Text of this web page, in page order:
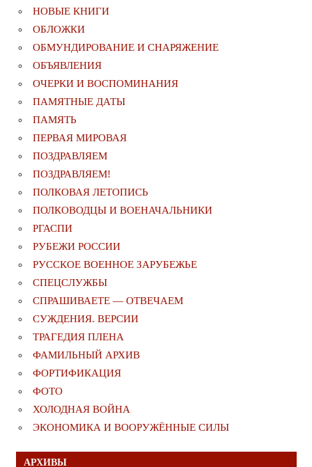
НОВЫЕ КНИГИ
ОБЛОЖКИ
ОБМУНДИРОВАНИЕ И СНАРЯЖЕНИЕ
ОБЪЯВЛЕНИЯ
ОЧЕРКИ И ВОСПОМИНАНИЯ
ПАМЯТНЫЕ ДАТЫ
ПАМЯТЬ
ПЕРВАЯ МИРОВАЯ
ПОЗДРАВЛЯЕМ
ПОЗДРАВЛЯЕМ!
ПОЛКОВАЯ ЛЕТОПИСЬ
ПОЛКОВОДЦЫ И ВОЕНАЧАЛЬНИКИ
РГАСПИ
РУБЕЖИ РОССИИ
РУССКОЕ ВОЕННОЕ ЗАРУБЕЖЬЕ
СПЕЦСЛУЖБЫ
СПРАШИВАЕТЕ — ОТВЕЧАЕМ
СУЖДЕНИЯ. ВЕРСИИ
ТРАГЕДИЯ ПЛЕНА
ФАМИЛЬНЫЙ АРХИВ
ФОРТИФИКАЦИЯ
ФОТО
ХОЛОДНАЯ ВОЙНА
ЭКОНОМИКА И ВООРУЖЁННЫЕ СИЛЫ
АРХИВЫ